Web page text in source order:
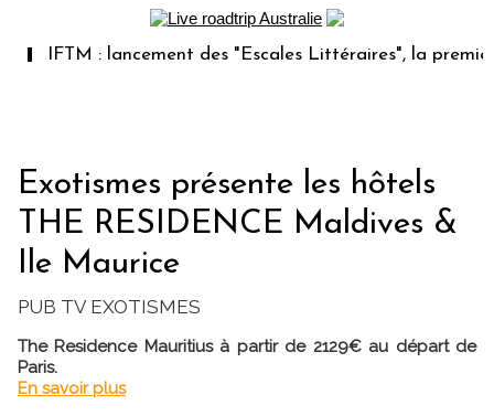
IFTM : lancement des "Escales Littéraires", la première
Exotismes présente les hôtels
THE RESIDENCE Maldives &
Ile Maurice
PUB TV EXOTISMES
The Residence Mauritius à partir de 2129€ au départ de
Paris.
En savoir plus